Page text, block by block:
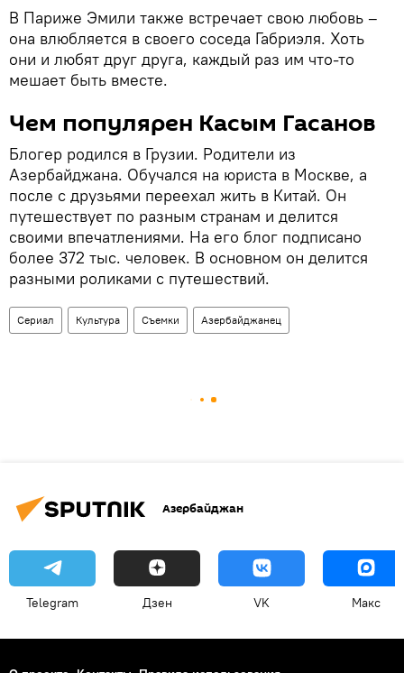
В Париже Эмили также встречает свою любовь –
она влюбляется в своего соседа Габриэля. Хоть
они и любят друг друга, каждый раз им что-то
мешает быть вместе.
Чем популярен Касым Гасанов
Блогер родился в Грузии. Родители из
Азербайджана. Обучался на юриста в Москве, а
после с друзьями переехал жить в Китай. Он
путешествует по разным странам и делится
своими впечатлениями. На его блог подписано
более 372 тыс. человек. В основном он делится
разными роликами с путешествий.
Сериал Культура Съемки Азербайджанец
Азербайджан
Telegram Дзен VK Макс